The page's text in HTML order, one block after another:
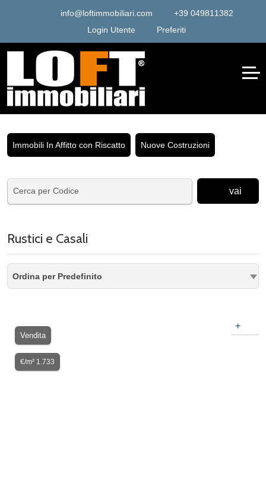
info@loftimmobiliari.com
+39 049811382
Login Utente
Preferiti
Immobili In Affitto con Riscatto Nuove Costruzioni
vai
Rustici e Casali
Ordina per Predefinito
Vendita
€/m² 1.733
+